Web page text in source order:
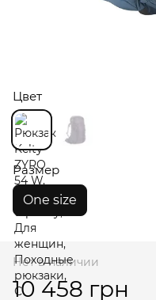
Цвет
Размер
One size
Нет в наличии
10 458 грн